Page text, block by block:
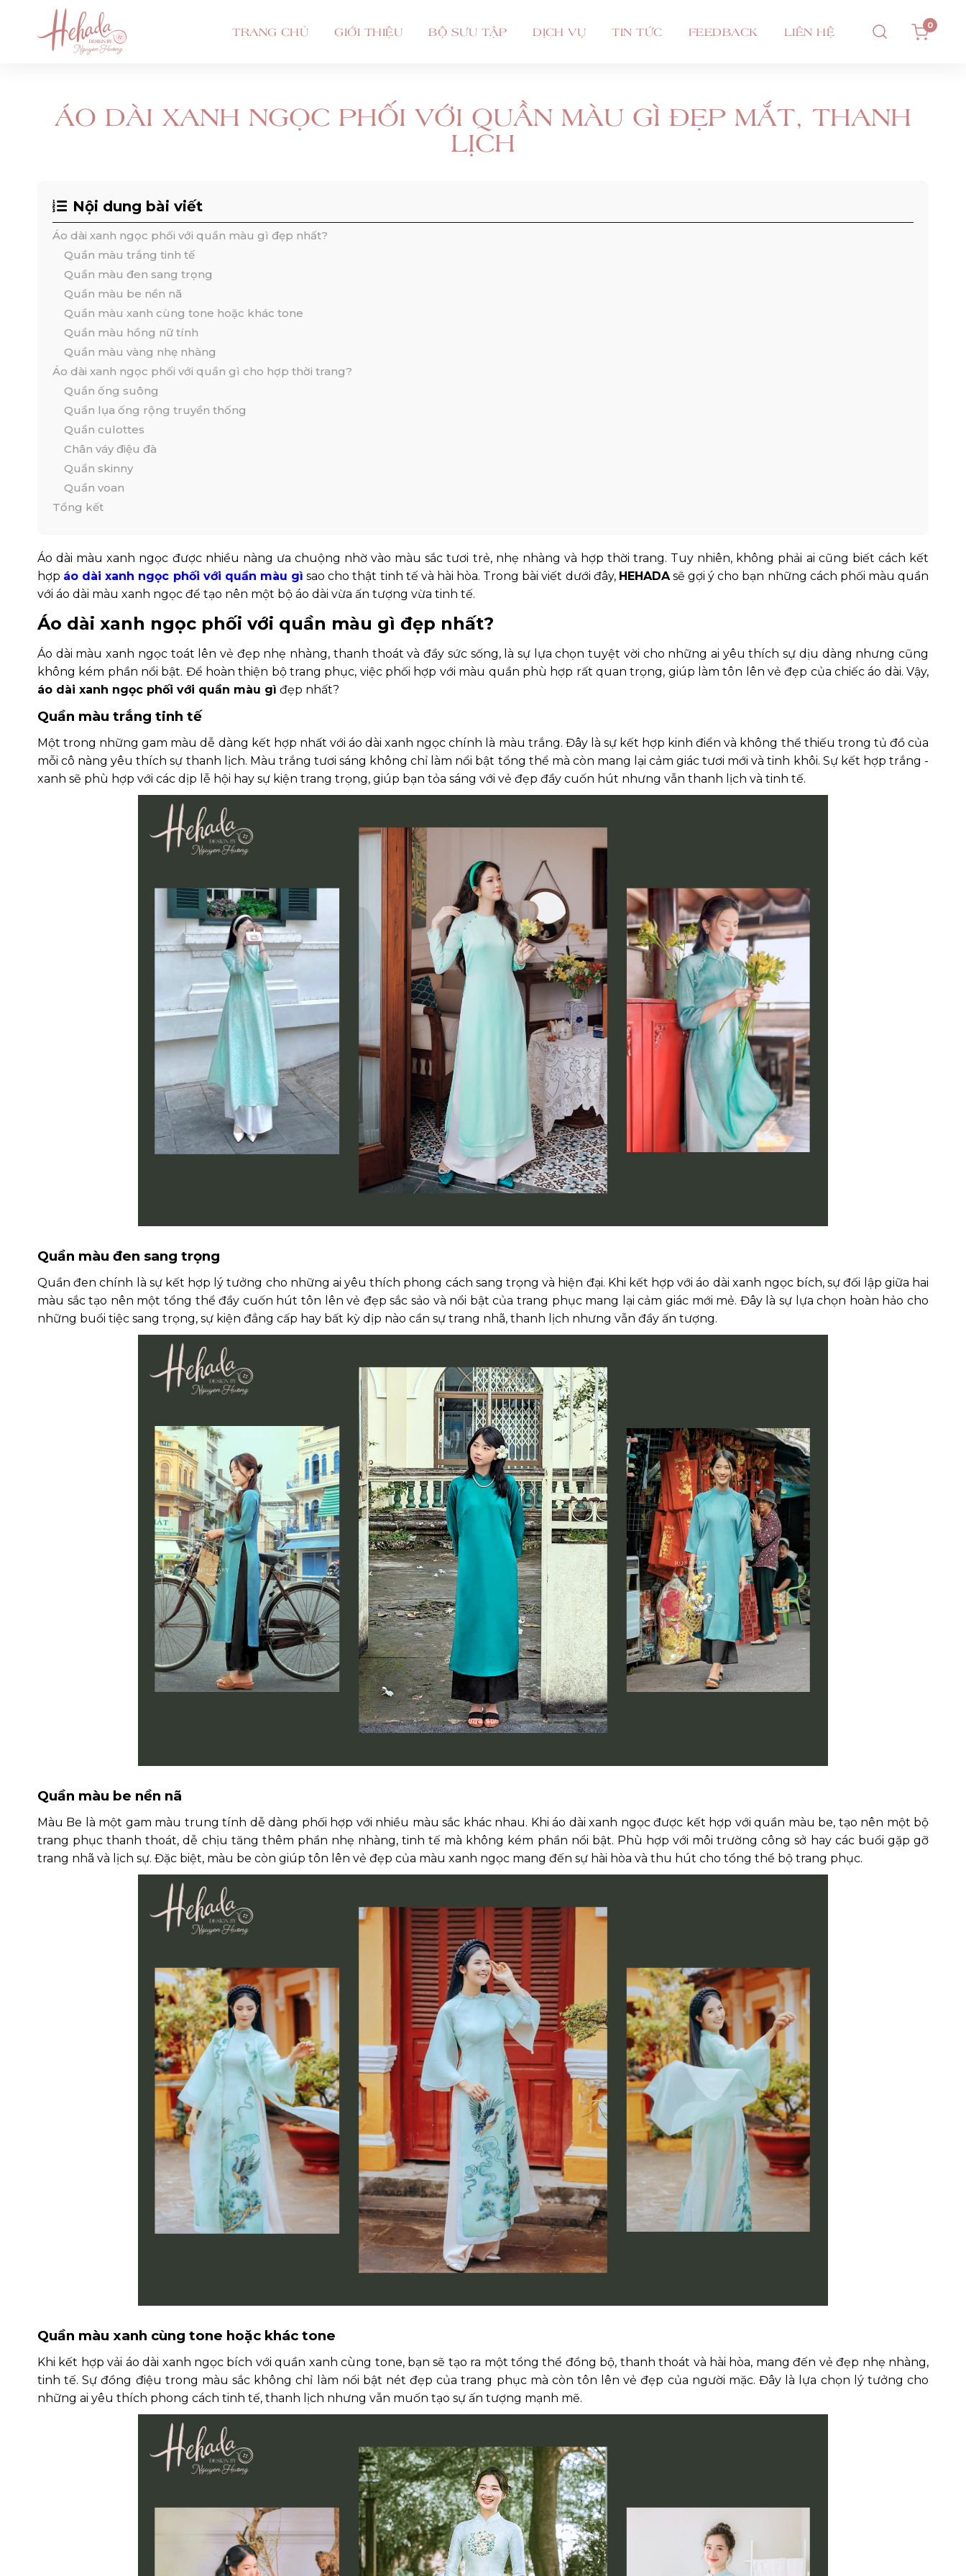
TRANG CHỦ GIỚI THIỆU BỘ SƯU TẬP DỊCH VỤ TIN TỨC FEEDBACK LIÊN HỆ 0
ÁO DÀI XANH NGỌC PHỐI VỚI QUẦN MÀU GÌ ĐẸP MẮT, THANH
LỊCH
Nội dung bài viết
Áo dài xanh ngọc phối với quần màu gì đẹp nhất?
Quần màu trắng tinh tế
Quần màu đen sang trọng
Quần màu be nền nã
Quần màu xanh cùng tone hoặc khác tone
Quần màu hồng nữ tính
Quần màu vàng nhẹ nhàng
Áo dài xanh ngọc phối với quần gì cho hợp thời trang?
Quần ống suông
Quần lụa ống rộng truyền thống
Quần culottes
Chân váy điệu đà
Quần skinny
Quần voan
Tổng kết
Áo dài màu xanh ngọc được nhiều nàng ưa chuộng nhờ vào màu sắc tươi trẻ, nhẹ nhàng và hợp thời trang. Tuy nhiên, không phải ai cũng biết cách kết
hợp áo dài xanh ngọc phối với quần màu gì sao cho thật tinh tế và hài hòa. Trong bài viết dưới đây, HEHADAsẽ gợi ý cho bạn những cách phối màu quần
với áo dài màu xanh ngọc để tạo nên một bộ áo dài vừa ấn tượng vừa tinh tế.
Áo dài xanh ngọc phối với quần màu gì đẹp nhất?
Áo dài màu xanh ngọc toát lên vẻ đẹp nhẹ nhàng, thanh thoát và đầy sức sống, là sự lựa chọn tuyệt vời cho những ai yêu thích sự dịu dàng nhưng cũng
không kém phần nổi bật. Để hoàn thiện bộ trang phục, việc phối hợp với màu quần phù hợp rất quan trọng, giúp làm tôn lên vẻ đẹp của chiếc áo dài. Vậy,
áo dài xanh ngọc phối với quần màu gì đẹp nhất?
Quần màu trắng tinh tế
Một trong những gam màu dễ dàng kết hợp nhất với áo dài xanh ngọc chính là màu trắng. Đây là sự kết hợp kinh điển và không thể thiếu trong tủ đồ của
mỗi cô nàng yêu thích sự thanh lịch. Màu trắng tươi sáng không chỉ làm nổi bật tổng thể mà còn mang lại cảm giác tươi mới và tinh khôi. Sự kết hợp trắng -
xanh sẽ phù hợp với các dịp lễ hội hay sự kiện trang trọng, giúp bạn tỏa sáng với vẻ đẹp đầy cuốn hút nhưng vẫn thanh lịch và tinh tế.
Quần màu đen sang trọng
Quần đen chính là sự kết hợp lý tưởng cho những ai yêu thích phong cách sang trọng và hiện đại. Khi kết hợp với áo dài xanh ngọc bích, sự đối lập giữa hai
màu sắc tạo nên một tổng thể đầy cuốn hút tôn lên vẻ đẹp sắc sảo và nổi bật của trang phục mang lại cảm giác mới mẻ. Đây là sự lựa chọn hoàn hảo cho
những buổi tiệc sang trọng, sự kiện đẳng cấp hay bất kỳ dịp nào cần sự trang nhã, thanh lịch nhưng vẫn đầy ấn tượng.
Quần màu be nền nã
Màu Be là một gam màu trung tính dễ dàng phối hợp với nhiều màu sắc khác nhau. Khi áo dài xanh ngọc được kết hợp với quần màu be, tạo nên một bộ
trang phục thanh thoát, dễ chịu tăng thêm phần nhẹ nhàng, tinh tế mà không kém phần nổi bật. Phù hợp với môi trường công sở hay các buổi gặp gỡ
trang nhã và lịch sự. Đặc biệt, màu be còn giúp tôn lên vẻ đẹp của màu xanh ngọc mang đến sự hài hòa và thu hút cho tổng thể bộ trang phục.
Quần màu xanh cùng tone hoặc khác tone
Khi kết hợp vải áo dài xanh ngọc bích với quần xanh cùng tone, bạn sẽ tạo ra một tổng thể đồng bộ, thanh thoát và hài hòa, mang đến vẻ đẹp nhẹ nhàng,
tinh tế. Sự đồng điệu trong màu sắc không chỉ làm nổi bật nét đẹp của trang phục mà còn tôn lên vẻ đẹp của người mặc. Đây là lựa chọn lý tưởng cho
những ai yêu thích phong cách tinh tế, thanh lịch nhưng vẫn muốn tạo sự ấn tượng mạnh mẽ.